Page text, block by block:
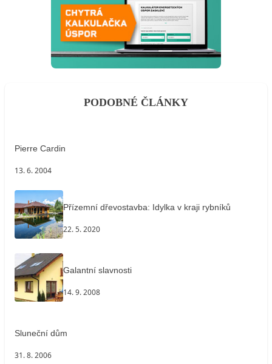
PODOBNÉ ČLÁNKY
Pierre Cardin
13. 6. 2004
Přízemní dřevostavba: Idylka v kraji rybníků
22. 5. 2020
Galantní slavnosti
14. 9. 2008
Sluneční dům
31. 8. 2006